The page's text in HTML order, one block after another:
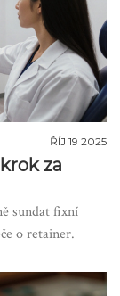
ŘÍJ 19 2025
za
sundat fixní
o retainer.